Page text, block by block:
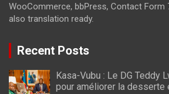
WooCommerce, bbPress, Contact Form
also translation ready.
Recent Posts
Kasa-Vubu : Le DG Teddy
pour améliorer la desserte